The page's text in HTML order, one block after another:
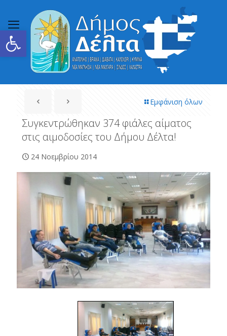
Ανοίξτε τη γραμμή εργαλείων
Εμφάνιση όλων
Συγκεντρώθηκαν 374 φιάλες αίματος
στις αιμοδοσίες του Δήμου Δέλτα!
24 Νοεμβρίου 2014